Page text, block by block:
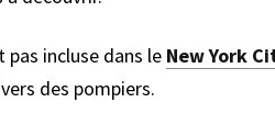
incluse dans le New York
des pompiers.